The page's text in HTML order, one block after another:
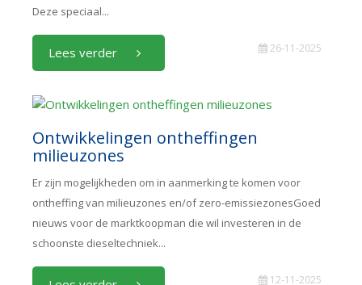
Deze speciaal...
Lees verder 26-11-2025
Ontwikkelingen ontheffingen
milieuzones
Er zijn mogelijkheden om in aanmerking te komen voor
ontheffing van milieuzones en/of zero-emissiezonesGoed
nieuws voor de marktkoopman die wil investeren in de
schoonste dieseltechniek...
12-11-2025